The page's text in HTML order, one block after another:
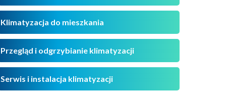
Klimatyzacja do mieszkania
Przegląd i odgrzybianie klimatyzacji
Serwis i instalacja klimatyzacji